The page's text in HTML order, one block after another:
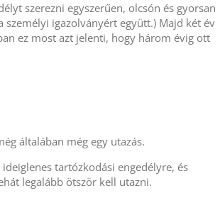
szerezni egyszerűen, olcsón és gyorsan
igazolványért együtt.) Majd két év
ez most azt jelenti, hogy három évig ott
általában még egy utazás.
tartózkodási engedélyre, és
legalább ötször kell utazni.